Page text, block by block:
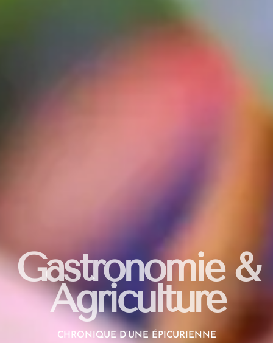
Gastronomie &
Agriculture
CHRONIQUE D’UNE ÉPICURIENNE